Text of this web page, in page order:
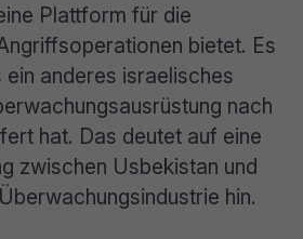
Plattform für die
bietet. Es
anderes israelisches
nach
hat. Das deutet auf eine
zwischen Usbekistan und
hin.